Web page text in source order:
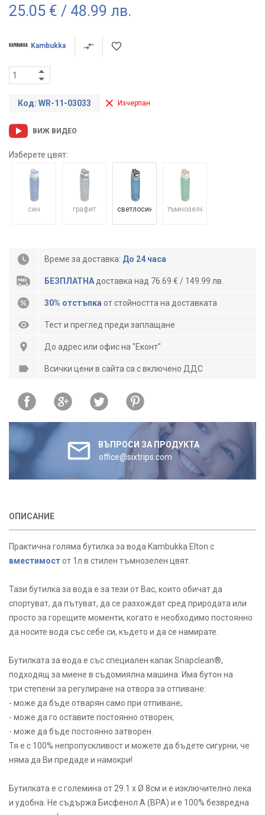
25.05 € / 48.99 лв.
Kambukka
Код: WR-11-03033 Изчерпан
ВИЖ ВИДЕО
Изберете цвят:
син графит светлосин тъмнозелен
Време за доставка: До 24 часа
БЕЗПЛАТНА доставка над 76.69 € / 149.99 лв.
30% отстъпка от стойността на доставката
Тест и преглед преди заплащане
До адрес или офис на "Еконт"
Всички цени в сайта са с включено ДДС
ВЪПРОСИ ЗА ПРОДУКТА
office@sixtrips.com
ОПИСАНИЕ
Практична голяма бутилка за вода Kambukka Elton с
вместимостот 1л в стилен тъмнозелен цвят.
Тази бутилка за вода е за тези от Вас, които обичат да
спортуват, да пътуват, да се разхождат сред природата или
просто за горещите моменти, когато е необходимо постоянно
да носите вода със себе си, където и да се намирате.
Бутилката за вода е със специален капак Snapclean®,
подходящ за миене в съдомиялна машина. Има бутон на
три степени за регулиране на отвора за отпиване:
- може да бъде отварян само при отпиване;
- може да го оставите постоянно отворен;
- може да бъде постоянно затворен.
Тя е с 100% непропускливост и можете да бъдете сигурни, че
няма да Ви предаде и намокри!
Бутилката е с големина от 29.1 х Ø 8см и е изключително лека
и удобна. Не съдържа Бисфенол А (BPA) и е 100% безвредна